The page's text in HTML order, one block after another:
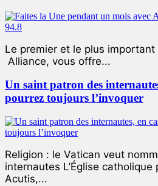
Le premier et le plus
Alliance, vous offre...
Un saint patron des
pourrez toujours l’invoquer
Religion : le Vatican veut
internautes L’Église
Acutis,...